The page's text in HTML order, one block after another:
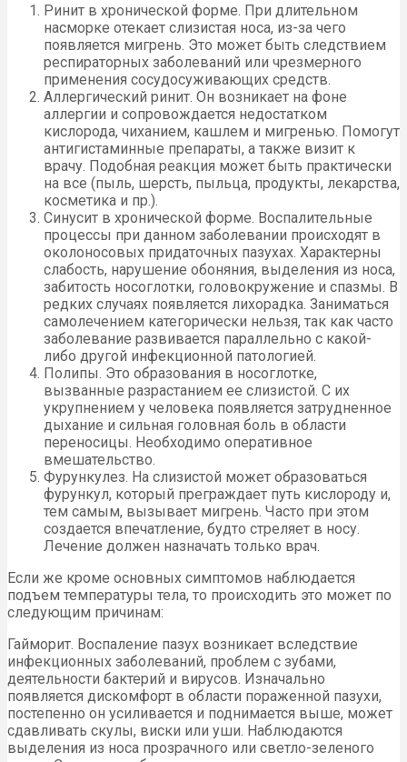
Ринит в хронической форме. При длительном
насморке отекает слизистая носа, из-за чего
появляется мигрень. Это может быть следствием
респираторных заболеваний или чрезмерного
применения сосудосуживающих средств.
Аллергический ринит. Он возникает на фоне
аллергии и сопровождается недостатком
кислорода, чиханием, кашлем и мигренью. Помогут
антигистаминные препараты, а также визит к
врачу. Подобная реакция может быть практически
на все (пыль, шерсть, пыльца, продукты, лекарства,
косметика и пр.).
Синусит в хронической форме. Воспалительные
процессы при данном заболевании происходят в
околоносовых придаточных пазухах. Характерны
слабость, нарушение обоняния, выделения из носа,
забитость носоглотки, головокружение и спазмы. В
редких случаях появляется лихорадка. Заниматься
самолечением категорически нельзя, так как часто
заболевание развивается параллельно с какой-
либо другой инфекционной патологией.
Полипы. Это образования в носоглотке,
вызванные разрастанием ее слизистой. С их
укрупнением у человека появляется затрудненное
дыхание и сильная головная боль в области
переносицы. Необходимо оперативное
вмешательство.
Фурункулез. На слизистой может образоваться
фурункул, который преграждает путь кислороду и,
тем самым, вызывает мигрень. Часто при этом
создается впечатление, будто стреляет в носу.
Лечение должен назначать только врач.
Если же кроме основных симптомов наблюдается
подъем температуры тела, то происходить это может по
следующим причинам:
Гайморит. Воспаление пазух возникает вследствие
инфекционных заболеваний, проблем с зубами,
деятельности бактерий и вирусов. Изначально
появляется дискомфорт в области пораженной пазухи,
постепенно он усиливается и поднимается выше, может
сдавливать скулы, виски или уши. Наблюдаются
выделения из носа прозрачного или светло-зеленого